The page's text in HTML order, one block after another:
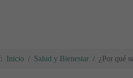
Inicio Salud y Bienestar ¿Por qué